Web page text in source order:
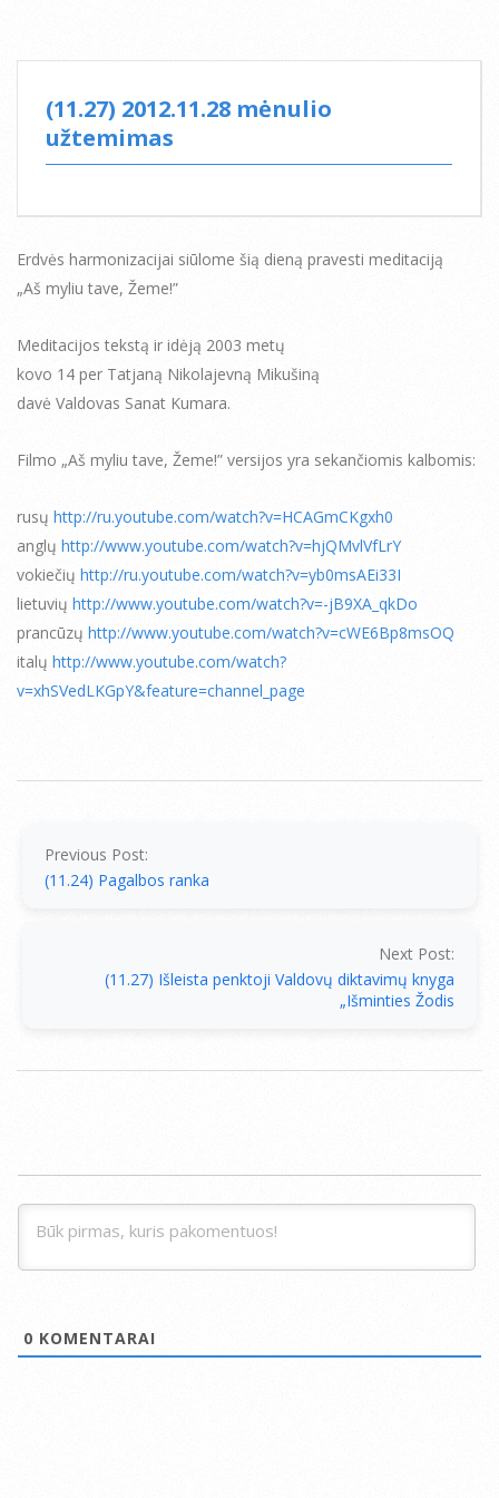
(11.27) 2012.11.28 mėnulio
užtemimas
Erdvės harmonizacijai siūlome šią dieną pravesti meditaciją
„Aš myliu tave, Žeme!”
Meditacijos tekstą ir idėją 2003 metų
kovo 14 per Tatjaną Nikolajevną Mikušiną
davė Valdovas Sanat Kumara.
Filmo „Aš myliu tave, Žeme!” versijos yra sekančiomis kalbomis:
rusų http://ru.youtube.com/watch?v=HCAGmCKgxh0
anglų http://www.youtube.com/watch?v=hjQMvlVfLrY
vokiečių http://ru.youtube.com/watch?v=yb0msAEi33I
lietuvių http://www.youtube.com/watch?v=-jB9XA_qkDo
prancūzų http://www.youtube.com/watch?v=cWE6Bp8msOQ
italų http://www.youtube.com/watch?
v=xhSVedLKGpY&feature=channel_page
Previous Post:
(11.24) Pagalbos ranka
Next Post:
(11.27) Išleista penktoji Valdovų diktavimų knyga
„Išminties Žodis
0 KOMENTARAI